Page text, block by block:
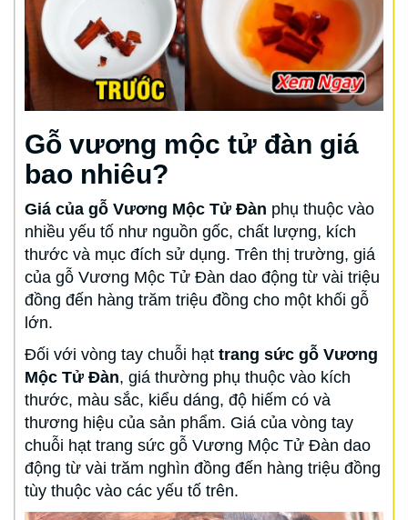
Gỗ vương mộc tử đàn giá
bao nhiêu?
Giá của gỗ Vương Mộc Tử Đàn phụ thuộc vào
nhiều yếu tố như nguồn gốc, chất lượng, kích
thước và mục đích sử dụng. Trên thị trường, giá
của gỗ Vương Mộc Tử Đàn dao động từ vài triệu
đồng đến hàng trăm triệu đồng cho một khối gỗ
lớn.
Đối với vòng tay chuỗi hạt trang sức gỗ Vương
Mộc Tử Đàn, giá thường phụ thuộc vào kích
thước, màu sắc, kiểu dáng, độ hiếm có và
thương hiệu của sản phẩm. Giá của vòng tay
chuỗi hạt trang sức gỗ Vương Mộc Tử Đàn dao
động từ vài trăm nghìn đồng đến hàng triệu đồng
tùy thuộc vào các yếu tố trên.